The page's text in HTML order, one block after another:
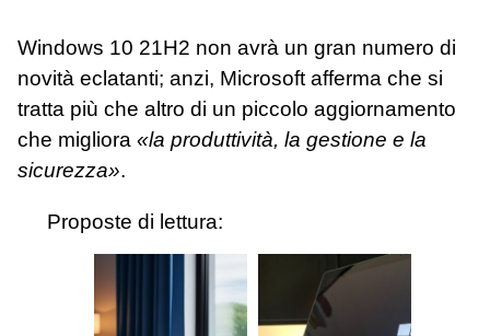
Windows 10 21H2 non avrà un gran numero di
novità eclatanti; anzi, Microsoft afferma che si
tratta più che altro di un piccolo aggiornamento
che migliora «la produttività, la gestione e la
sicurezza».
Proposte di lettura: